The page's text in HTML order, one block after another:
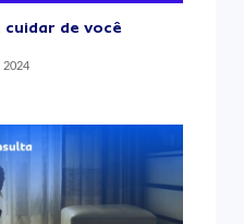
de você
2024